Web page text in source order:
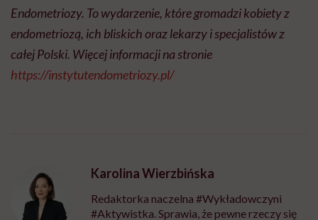
Endometriozy. To wydarzenie, które gromadzi kobiety z
endometriozą, ich bliskich oraz lekarzy i specjalistów z
całej Polski. Więcej informacji na stronie
https://instytutendometriozy.pl/
Karolina Wierzbińska
Redaktorka naczelna #Wykładowczyni
#Aktywistka. Sprawia, że pewne rzeczy się